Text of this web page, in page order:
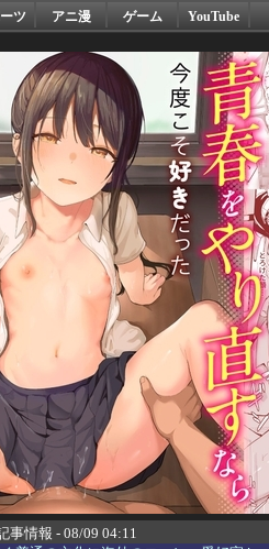
ツ アニ漫 ゲーム YouTube
事情報 - 08/09 04:11